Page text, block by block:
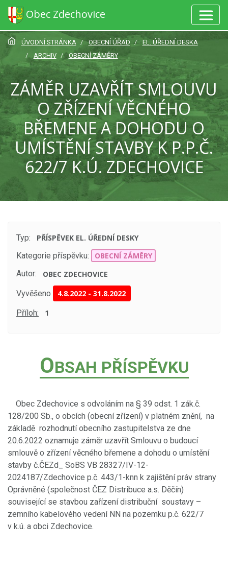
Obec Zdechovice
ÚVODNÍ STRÁNKA OBECNÍ ÚŘAD
EL. ÚŘEDNÍ DESKA
ARCHIV
OBECNÍ ZÁMĚRY
ZÁMĚR UZAVŘÍT SMLOUVU
O ZŘÍZENÍ VĚCNÉHO
BŘEMENE A DOHODU O
UMÍSTĚNÍ STAVBY K P.P.Č.
622/7 K.Ú. ZDECHOVICE
Typ:
PŘÍSPĚVEK EL. ÚŘEDNÍ DESKY
Kategorie příspěvku:
OBECNÍ ZÁMĚRY
Autor:
OBEC ZDECHOVICE
Vyvěšeno 4.8.2022 -31.8.2022
Příloh: 1
OBSAH PŘÍSPĚVKU
Obec Zdechovice s odvoláním na § 39 odst. 1 zák.č.
128/200 Sb., o obcích (obecní zřízení) v platném znění, na
základě rozhodnutí obecního zastupitelstva ze dne
20.6.2022 oznamuje záměr uzavřít Smlouvu o budoucí
smlouvě o zřízení věcného břemene a dohodu o umístění
stavby č.ČEZd_ SoBS VB 28327/IV-12-
2024187/Zdechovice p.č. 443/1-knn k zajištění práv strany
Oprávněné (společnost ČEZ Distribuce a.s. Děčín)
související se stavbou zařízení distribuční soustavy –
zemního kabelového vedení NN na pozemku p.č. 622/7
v k.ú. a obci Zdechovice.